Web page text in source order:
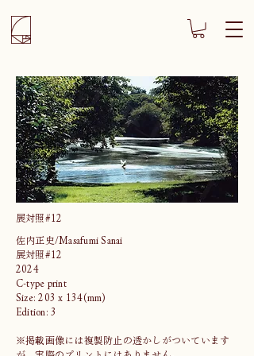
展対照#12
佐内正史/Masafumi Sanai
展対照#12
2024
C-type print
Size: 203 x 134(mm)
Edition: 3
※掲載画像には複製防止の透かしがついています
が、実際のプリントにはありません。